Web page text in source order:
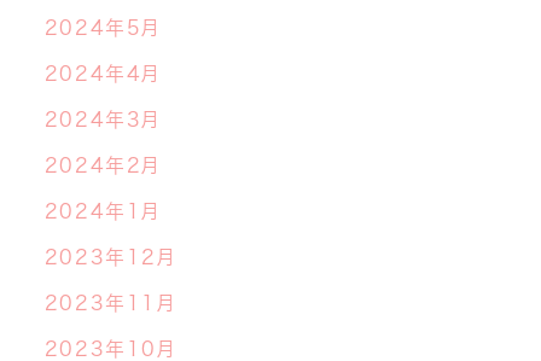
2024年5月
2024年4月
2024年3月
2024年2月
2024年1月
2023年12月
2023年11月
2023年10月